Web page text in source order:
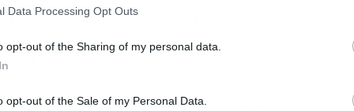
Data Processing Opt Outs
opt-out of the Sharing of my personal data.
opt-out of the Sale of my Personal Data.
ha detectado asimismo 143 casos
momentos hay 170 personas ingresadas
supone un acumulado de 8.578, ha